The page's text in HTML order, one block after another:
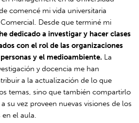
comencé mi vida universitaria
Desde que terminé mi
dedicado a investigar y hacer clases
con el rol de las organizaciones
y el medioambiente. La
y docencia me han
a la actualización de lo que
temas, sino que también compartirlo
su vez proveen nuevas visiones de los
el aula.